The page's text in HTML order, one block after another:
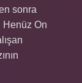
sonra
Henüz On